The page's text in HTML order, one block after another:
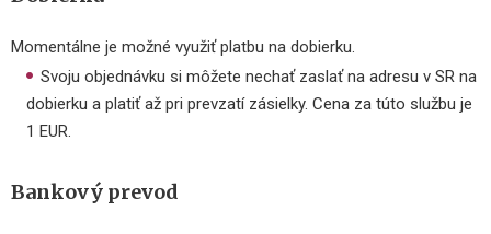
Momentálne je možné využiť platbu na dobierku.
Svoju objednávku si môžete nechať zaslať na adresu v SR na
dobierku a platiť až pri prevzatí zásielky. Cena za túto službu je
1 EUR.
Bankový prevod